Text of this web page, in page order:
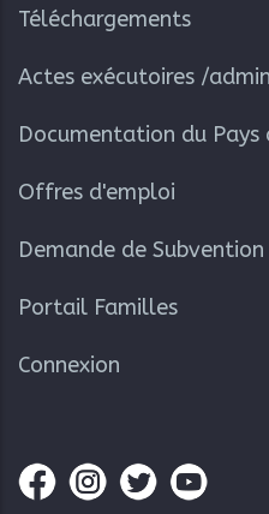
Téléchargements
Actes exécutoires /
Documentation du Pays
Offres d'emploi
Demande de
Portail Familles
Connexion